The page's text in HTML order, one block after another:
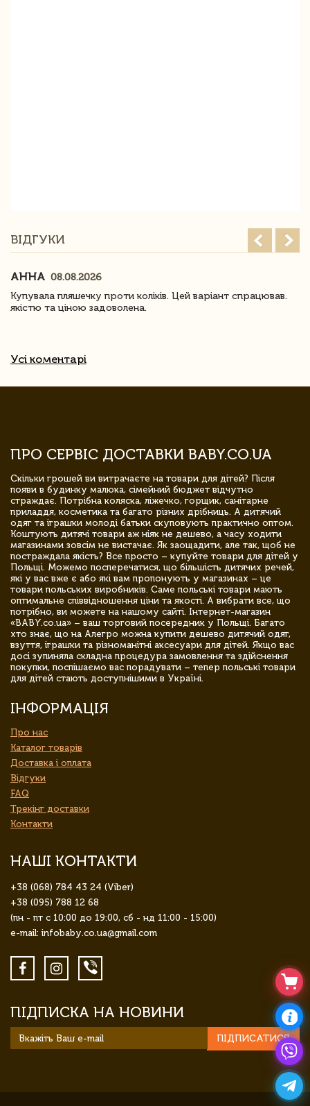
ВІДГУКИ
АННА 08.08.2026
Купувала пляшечку проти коліків. Цей варіант спрацював.
якістю та ціною задоволена.
Усі коментарі
ПРО СЕРВІС ДОСТАВКИ BABY.CO.UA
Скільки грошей ви витрачаєте на товари для дітей? Після
появи в будинку малюка, сімейний бюджет відчутно
страждає. Потрібна коляска, ліжечко, горщик, санітарне
приладдя, косметика та багато різних дрібниць. А дитячий
одяг та іграшки молоді батьки скуповують практично оптом.
Коштують дитячі товари аж ніяк не дешево, а часу ходити
магазинами зовсім не вистачає. Як заощадити, але так, щоб не
постраждала якість? Все просто – купуйте товари для дітей у
Польщі. Можемо посперечатися, що більшість дитячих речей,
які у вас вже є або які вам пропонують у магазинах – це
товари польських виробників. Саме польські товари мають
оптимальне співвідношення ціни та якості. А вибрати все, що
потрібно, ви можете на нашому сайті. Інтернет-магазин
«BABY.co.ua» – ваш торговий посередник у Польщі. Багато
хто знає, що на Алегро можна купити дешево дитячий одяг,
взуття, іграшки та різноманітні аксесуари для дітей. Якщо вас
досі зупиняла складна процедура замовлення та здійснення
покупки, поспішаємо вас порадувати – тепер польські товари
для дітей стають доступнішими в Україні.
ІНФОРМАЦІЯ
Про нас
Каталог товарів
Доставка і оплата
Відгуки
FAQ
Трекінг доставки
Контакти
НАШІ КОНТАКТИ
+38 (068) 784 43 24 (Viber)
+38 (095) 788 12 68
(пн - пт с 10:00 до 19:00, сб - нд 11:00 - 15:00)
e-mail: infobaby.co.ua@gmail.com
ПІДПИСКА НА НОВИНИ
ПІДПИСАТИСЯ